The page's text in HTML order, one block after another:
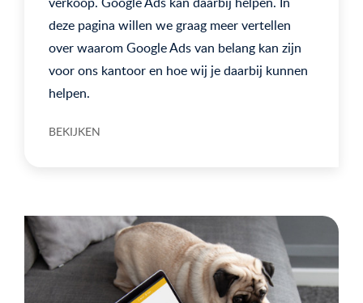
deze pagina willen we graag meer vertellen
over waarom Google Ads van belang kan zijn
voor ons kantoor en hoe wij je daarbij kunnen
helpen.
BEKIJKEN